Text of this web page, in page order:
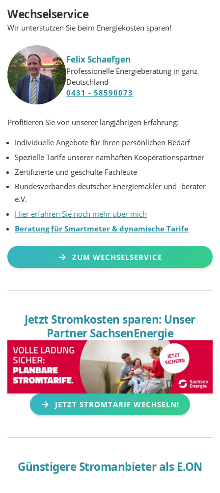
Wechselservice
Wir unterstützen Sie beim Energiekosten sparen!
Felix Schaefgen
Professionelle Energieberatung in ganz
Deutschland
0431 - 58590073
Profitieren Sie von unserer langjährigen Erfahrung:
Individuelle Angebote für Ihren persönlichen Bedarf
Spezielle Tarife unserer namhaften Kooperationspartner
Zertifizierte und geschulte Fachleute
Bundesverbandes deutscher Energiemakler und -berater
e.V.
Hier erfahren Sie noch mehr über mich
Beratung für Smartmeter & dynamische Tarife
ZUM WECHSELSERVICE
Jetzt Stromkosten sparen: Unser
Partner SachsenEnergie
JETZT STROMTARIF WECHSELN!
Günstigere Stromanbieter als E.ON